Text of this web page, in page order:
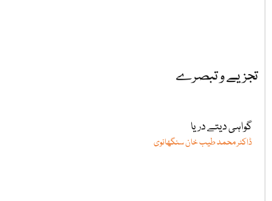
تجزیے و تبصرے
گواہی دیتے دریا
ڈاکٹر محمد طیب خان سنگھانوی